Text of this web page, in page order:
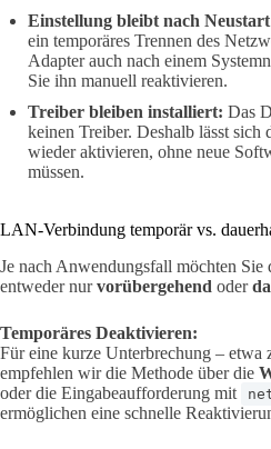
Einstellung bleibt nach
ein temporäres Trennen des
Adapter auch nach einem
Sie ihn manuell reaktivieren.
Treiber bleiben installiert: Das
keinen Treiber. Deshalb lässt sich
wieder aktivieren, ohne neue
müssen.
LAN-Verbindung temporär vs.
Je nach Anwendungsfall möchten Sie
entweder nurvorübergehend oder
Temporäres Deaktivieren:
Für eine kurze Unterbrechung – etwa
empfehlen wir die Methode über die
oder die Eingabeaufforderung mit
ermöglichen eine schnelle